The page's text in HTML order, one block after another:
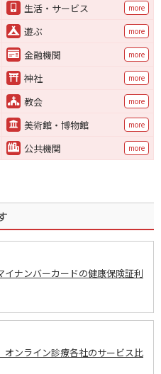
生活・サービス more
遊ぶ more
金融機関 more
神社 more
教会 more
美術館・博物館 more
公共機関 more
イナンバーカードの健康保険証利
オンライン診療各社のサービス比